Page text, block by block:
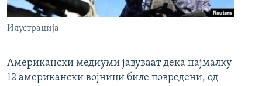
Илустрација
Американски медиуми јавуваат дека најмалку
12 американски војници биле повредени, од